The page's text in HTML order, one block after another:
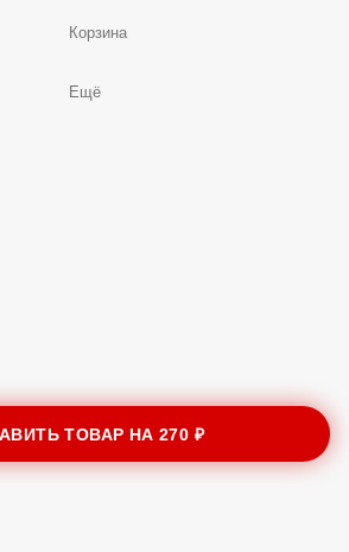
ТОВАР НА270 ₽
Корзина
Ещё